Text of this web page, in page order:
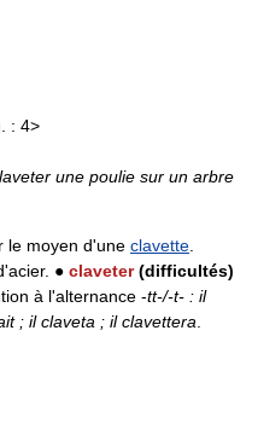
: 4>
une poulie sur un arbre
le moyen d'une clavette
● claveter(difficultés)
à l'alternance -tt-/-t- : il
; il claveta ; il clavettera